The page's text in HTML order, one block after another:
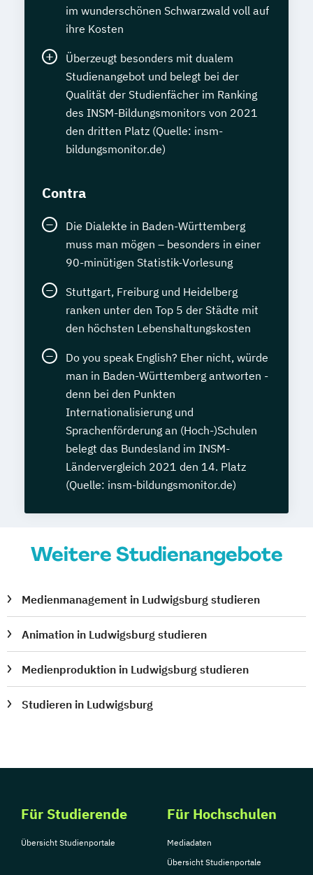
im wunderschönen Schwarzwald voll auf
ihre Kosten
Überzeugt besonders mit dualem
Studienangebot und belegt bei der
Qualität der Studienfächer im Ranking
des INSM-Bildungsmonitors von 2021
den dritten Platz (Quelle: insm-
bildungsmonitor.de)
Contra
Die Dialekte in Baden-Württemberg
muss man mögen – besonders in einer
90-minütigen Statistik-Vorlesung
Stuttgart, Freiburg und Heidelberg
ranken unter den Top 5 der Städte mit
den höchsten Lebenshaltungskosten
Do you speak English? Eher nicht, würde
man in Baden-Württemberg antworten -
denn bei den Punkten
Internationalisierung und
Sprachenförderung an (Hoch-)Schulen
belegt das Bundesland im INSM-
Ländervergleich 2021 den 14. Platz
(Quelle: insm-bildungsmonitor.de)
Weitere Studienangebote
Medienmanagement in Ludwigsburg studieren
Animation in Ludwigsburg studieren
Medienproduktion in Ludwigsburg studieren
Studieren in Ludwigsburg
Für Studierende
Übersicht Studienportale
Für Hochschulen
Mediadaten
Übersicht Studienportale